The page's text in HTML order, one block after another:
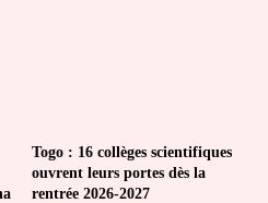
Togo : 16 collèges scientifiques
ouvrent leurs portes dès la
rentrée 2026-2027